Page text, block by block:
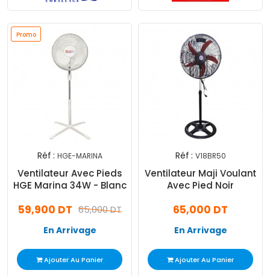
Promo
Réf : HGE-MARINA
Ventilateur Avec Pieds
HGE Marina 34W - Blanc
65,000 DT
59,900 DT
En Arrivage
Ajouter Au Panier
Réf : V18BR50
Ventilateur Maji Voulant
Avec Pied Noir
65,000 DT
En Arrivage
Ajouter Au Panier